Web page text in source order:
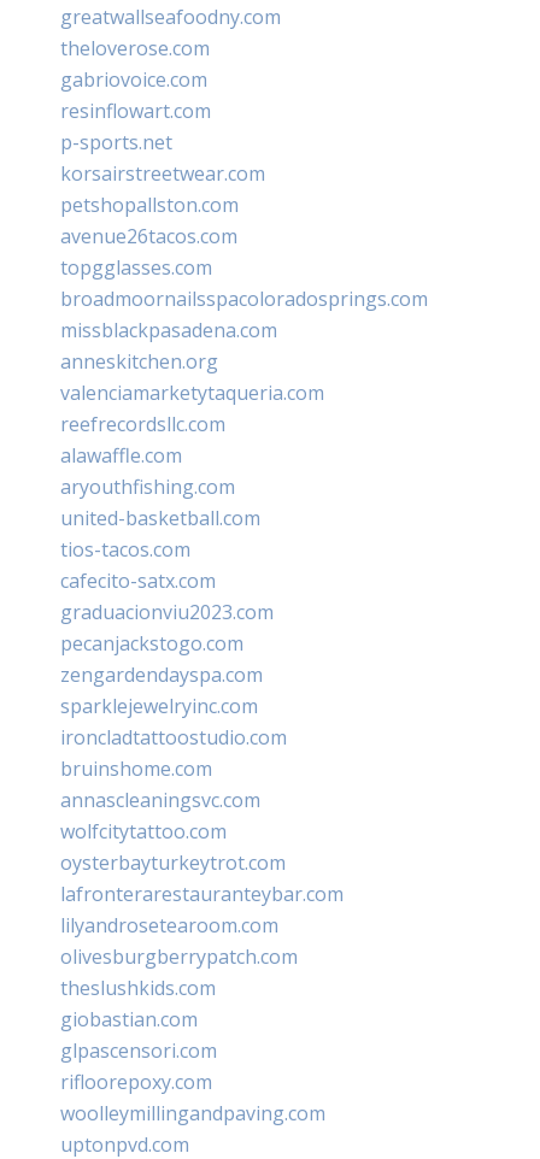
greatwallseafoodny.com
theloverose.com
gabriovoice.com
resinflowart.com
p-sports.net
korsairstreetwear.com
petshopallston.com
avenue26tacos.com
topgglasses.com
broadmoornailsspacoloradosprings.com
missblackpasadena.com
anneskitchen.org
valenciamarketytaqueria.com
reefrecordsllc.com
alawaffle.com
aryouthfishing.com
united-basketball.com
tios-tacos.com
cafecito-satx.com
graduacionviu2023.com
pecanjackstogo.com
zengardendayspa.com
sparklejewelryinc.com
ironcladtattoostudio.com
bruinshome.com
annascleaningsvc.com
wolfcitytattoo.com
oysterbayturkeytrot.com
lafronterarestauranteybar.com
lilyandrosetearoom.com
olivesburgberrypatch.com
theslushkids.com
giobastian.com
glpascensori.com
rifloorepoxy.com
woolleymillingandpaving.com
uptonpvd.com